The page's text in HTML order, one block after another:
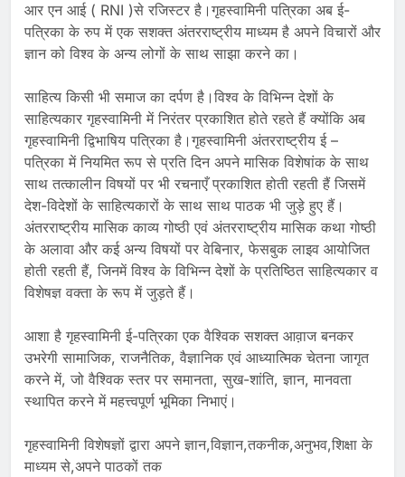
आर एन आई ( RNI )से रजिस्टर है।गृहस्वामिनी पत्रिका अब ई-
पत्रिका के रुप में एक सशक्त अंतरराष्ट्रीय माध्यम है अपने विचारों और
ज्ञान को विश्व के अन्य लोगों के साथ साझा करने का।
साहित्य किसी भी समाज का दर्पण है।विश्व के विभिन्न देशों के
साहित्यकार गृहस्वामिनी में निरंतर प्रकाशित होते रहते हैं क्योंकि अब
गृहस्वामिनी द्विभाषिय पत्रिका है।गृहस्वामिनी अंतरराष्ट्रीय ई –
पत्रिका में नियमित रूप से प्रति दिन अपने मासिक विशेषांक के साथ
साथ तत्कालीन विषयों पर भी रचनाएँ प्रकाशित होती रहती हैं जिसमें
देश-विदेशों के साहित्यकारों के साथ साथ पाठक भी जुड़े हुए हैं।
अंतरराष्ट्रीय मासिक काव्य गोष्ठी एवं अंतरराष्ट्रीय मासिक कथा गोष्ठी
के अलावा और कई अन्य विषयों पर वेबिनार, फेसबुक लाइव आयोजित
होती रहती हैं, जिनमें विश्व के विभिन्न देशों के प्रतिष्ठित साहित्यकार व
विशेषज्ञ वक्ता के रूप में जुड़ते हैं।
आशा है गृहस्वामिनी ई-पत्रिका एक वैश्विक सशक्त आव़ाज बनकर
उभरेगी सामाजिक, राजनैतिक, वैज्ञानिक एवं आध्यात्मिक चेतना जागृत
करने में, जो वैश्विक स्तर पर समानता, सुख-शांति, ज्ञान, मानवता
स्थापित करने में महत्त्वपूर्ण भूमिका निभाएं।
गृहस्वामिनी विशेषज्ञों द्वारा अपने ज्ञान,विज्ञान,तकनीक,अनुभव,शिक्षा के
माध्यम से,अपने पाठकों तक